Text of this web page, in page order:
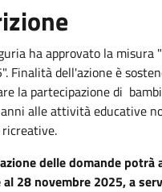
ha approvato la misura
Finalità dell'azione è
la partecipazione di
alle attività educative
delle domande potrà
28 novembre 2025, a